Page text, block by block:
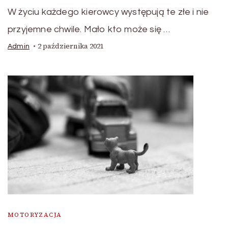
W życiu każdego kierowcy występują te złe i nie
przyjemne chwile. Mało kto może się …
Admin 2 października 2021
MOTORYZACJA